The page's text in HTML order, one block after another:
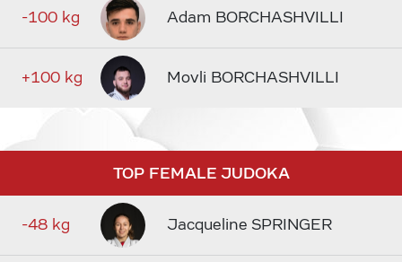
-100 kg Adam BORCHASHVILLI
+100 kg Movli BORCHASHVILLI
TOP FEMALE JUDOKA
-48 kg Jacqueline SPRINGER